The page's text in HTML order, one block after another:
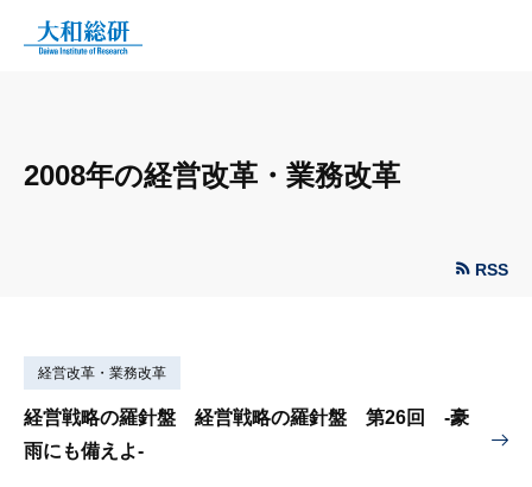
2008年の経営改革・業務改革
RSS
経営改革・業務改革
経営戦略の羅針盤 経営戦略の羅針盤 第26回 -豪
雨にも備えよ-